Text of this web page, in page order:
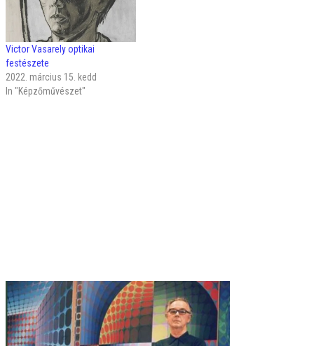
Victor Vasarely optikai
festészete
2022. március 15. kedd
In "Képzőművészet"